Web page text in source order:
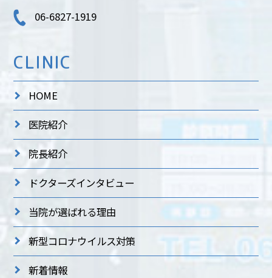
CLINIC
HOME
医院紹介
院長紹介
ドクターズインタビュー
当院が選ばれる理由
新型コロナウイルス対策
新着情報
06-6827-1919